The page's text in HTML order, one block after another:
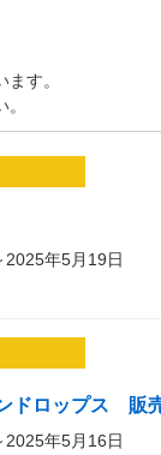
す。
2025年5月19日
ドロップス 販
2025年5月16日